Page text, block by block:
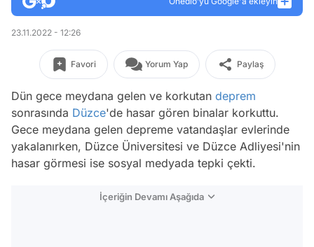
23.11.2022 - 12:26
Favori Yorum Yap Paylaş
Dün gece meydana gelen ve korkutan deprem
sonrasında Düzce'de hasar gören binalar korkuttu.
Gece meydana gelen depreme vatandaşlar evlerinde
yakalanırken, Düzce Üniversitesi ve Düzce Adliyesi'nin
hasar görmesi ise sosyal medyada tepki çekti.
İçeriğin Devamı Aşağıda